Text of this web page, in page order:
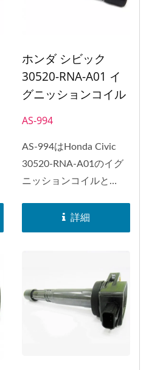
ホンダ シビック
30520-RNA-A01 イ
グニッションコイル
AS-994
AS-994はHonda Civic
30520-RNA-A01のイグ
ニッションコイルと
えることができます。
PH-COP点火コイルは、
り、スパークプラグ取り
付け穴を使用して、点火
コイルを小型かつ軽量化
詳細